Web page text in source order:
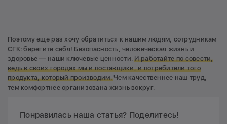
Поэтому еще раз хочу обратиться к нашим людям, сотрудникам
СГК: берегите себя! Безопасность, человеческая жизнь и
здоровье — наши ключевые ценности.И работайте по совести,
ведь в своих городах мы и поставщики, и потребители того
продукта, который производим.Чем качественнее наш труд,
тем комфортнее организована жизнь вокруг.
Понравилась наша статья? Поделитесь!